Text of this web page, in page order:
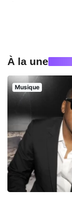
À la une
Musique